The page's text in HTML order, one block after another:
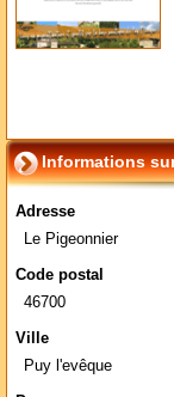
Informations
Adresse
Le Pigeonnier
Code postal
46700
Ville
Puy l'evêque